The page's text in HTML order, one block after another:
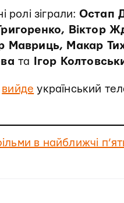
ролі зіграли: Остап
Віктор
Мавриць, Макар
та Ігор
вийде український
в найближчі